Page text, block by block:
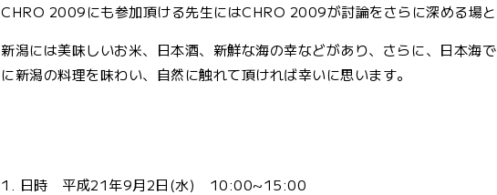
CHRO 2009にも参加頂ける先生にはCHRO 2009が討論をさらに深める場
新潟には美味しいお米、日本酒、新鮮な海の幸などがあり、さらに、日本海
に新潟の料理を味わい、自然に触れて頂ければ幸いに思います。
1. 日時 平成21年9月2日(水) 10:00~15:00